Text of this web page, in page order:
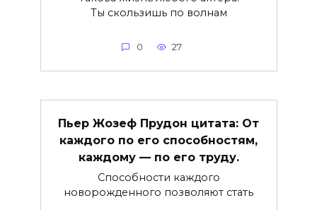
Ты скользишь по волнам
0 27
Пьер Жозеф Прудон цитата: От
каждого по его способностям,
каждому — по его труду.
Способности каждого
новорожденного позволяют стать